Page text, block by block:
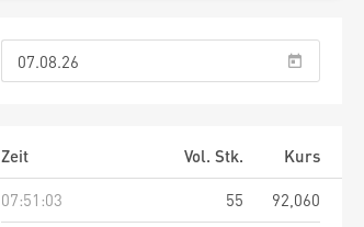
Zeit Vol. Stk.
Kurs
07:51:03
55
92,060